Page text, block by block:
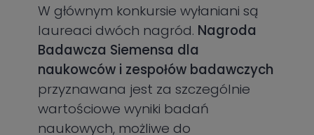
W głównym konkursie wyłaniani są
laureaci dwóch nagród. Nagroda
Badawcza Siemensa dla
naukowców i zespołów badawczych
przyznawana jest za szczególnie
wartościowe wyniki badań
naukowych, możliwe do